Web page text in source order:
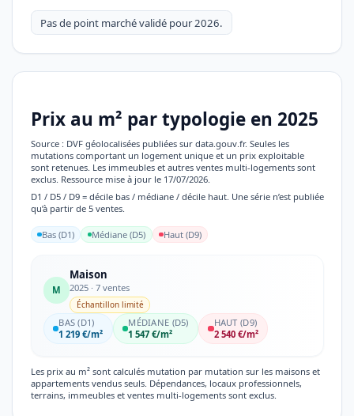
Pas de point marché validé pour 2026.
Prix au m² par typologie en 2025
Source : DVF géolocalisées publiées sur data.gouv.fr. Seules les
mutations comportant un logement unique et un prix exploitable
sont retenues. Les immeubles et autres ventes multi-logements sont
exclus. Ressource mise à jour le 17/07/2026.
D1 / D5 / D9 = décile bas / médiane / décile haut. Une série n’est publiée
qu’à partir de 5 ventes.
Bas (D1) Médiane (D5) Haut (D9)
M
Maison
2025 · 7 ventes
Échantillon limité
BAS (D1)
1 219 €/m²
MÉDIANE (D5)
1 547 €/m²
HAUT (D9)
2 540 €/m²
Les prix au m² sont calculés mutation par mutation sur les maisons et
appartements vendus seuls. Dépendances, locaux professionnels,
terrains, immeubles et ventes multi-logements sont exclus.